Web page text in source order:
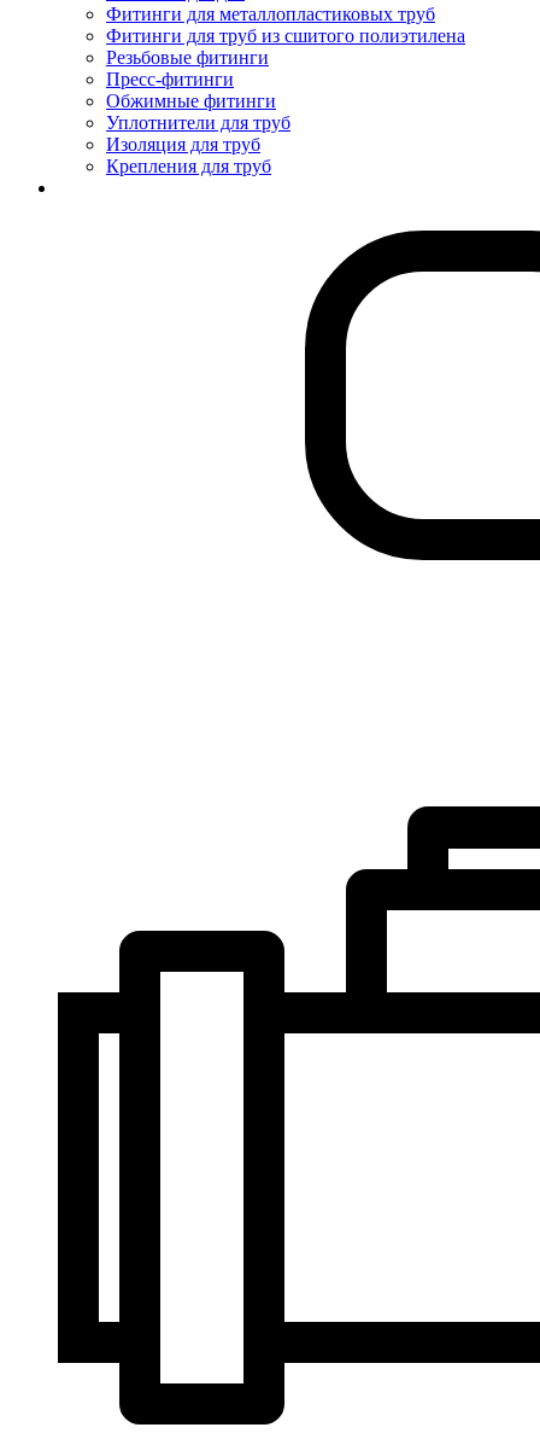
Фитинги для металлопластиковых труб
Фитинги для труб из сшитого полиэтилена
Резьбовые фитинги
Пресс-фитинги
Обжимные фитинги
Уплотнители для труб
Изоляция для труб
Крепления для труб